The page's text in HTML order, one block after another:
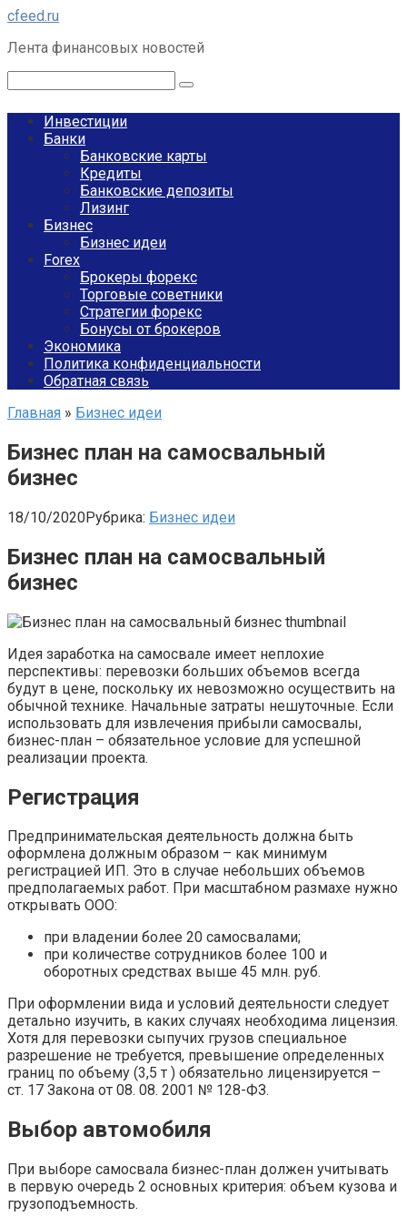
Перейти
контенту
cfeed.ru
Лента финансовых новостей
Инвестиции
Банки
Банковские карты
Кредиты
Банковские депозиты
Лизинг
Бизнес
Бизнес идеи
Forex
Брокеры форекс
Торговые советники
Стратегии форекс
Бонусы от брокеров
Экономика
Политика конфиденциальности
Обратная связь
Главная » Бизнес идеи
Бизнес план на самосвальный
бизнес
18/10/2020Рубрика: Бизнес идеи
Бизнес план на самосвальный
бизнес
Идея заработка на самосвале имеет неплохие
перспективы: перевозки больших объемов всегда
будут в цене, поскольку их невозможно осуществить на
обычной технике. Начальные затраты нешуточные. Если
использовать для извлечения прибыли самосвалы,
бизнес-план – обязательное условие для успешной
реализации проекта.
Регистрация
Предпринимательская деятельность должна быть
оформлена должным образом – как минимум
регистрацией ИП. Это в случае небольших объемов
предполагаемых работ. При масштабном размахе нужно
открывать ООО:
при владении более 20 самосвалами;
при количестве сотрудников более 100 и
оборотных средствах выше 45 млн. руб.
При оформлении вида и условий деятельности следует
детально изучить, в каких случаях необходима лицензия.
Хотя для перевозки сыпучих грузов специальное
разрешение не требуется, превышение определенных
границ по объему (3,5 т ) обязательно лицензируется –
ст. 17 Закона от 08. 08. 2001 № 128-ФЗ.
Выбор автомобиля
При выборе самосвала бизнес-план должен учитывать
в первую очередь 2 основных критерия: объем кузова и
грузоподъемность.